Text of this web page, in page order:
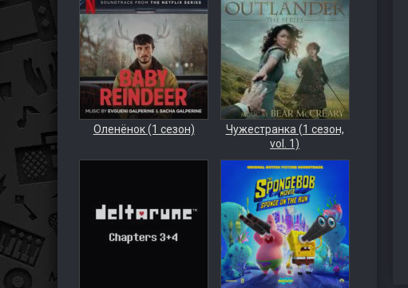
Оленёнок (1 сезон)
Чужестранка (1 сезон,
vol. 1)